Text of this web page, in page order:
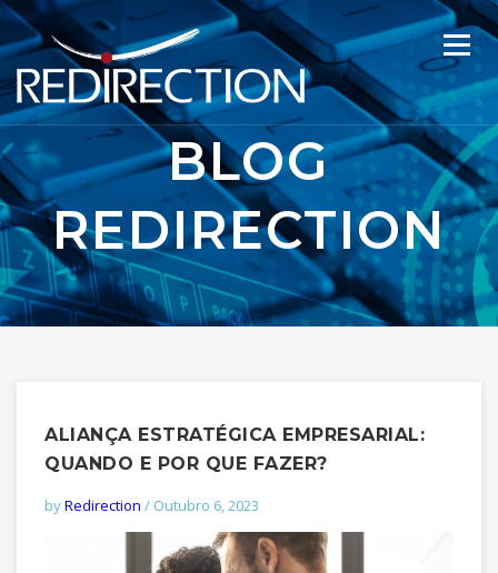
BLOG
REDIRECTION
ALIANÇA ESTRATÉGICA EMPRESARIAL:
QUANDO E POR QUE FAZER?
byRedirection / Outubro 6, 2023